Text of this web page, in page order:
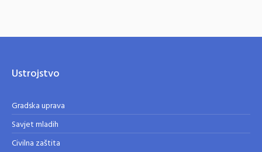
Ustrojstvo
Gradska uprava
Savjet mladih
Civilna zaštita